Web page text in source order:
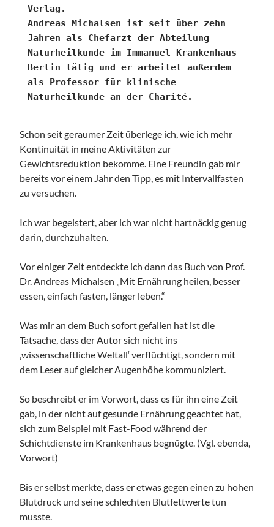
Verlag.
Andreas Michalsen ist seit über zehn
Jahren als Chefarzt der Abteilung
Naturheilkunde im Immanuel Krankenhaus
Berlin tätig und er arbeitet außerdem
als Professor für klinische
Naturheilkunde an der Charité.
Schon seit geraumer Zeit überlege ich, wie ich mehr
Kontinuität in meine Aktivitäten zur
Gewichtsreduktion bekomme. Eine Freundin gab mir
bereits vor einem Jahr den Tipp, es mit Intervallfasten
zu versuchen.
Ich war begeistert, aber ich war nicht hartnäckig genug
darin, durchzuhalten.
Vor einiger Zeit entdeckte ich dann das Buch von Prof.
Dr. Andreas Michalsen „Mit Ernährung heilen, besser
essen, einfach fasten, länger leben.“
Was mir an dem Buch sofort gefallen hat ist die
Tatsache, dass der Autor sich nicht ins
‚wissenschaftliche Weltall‘ verflüchtigt, sondern mit
dem Leser auf gleicher Augenhöhe kommuniziert.
So beschreibt er im Vorwort, dass es für ihn eine Zeit
gab, in der nicht auf gesunde Ernährung geachtet hat,
sich zum Beispiel mit Fast-Food während der
Schichtdienste im Krankenhaus begnügte. (Vgl. ebenda,
Vorwort)
Bis er selbst merkte, dass er etwas gegen einen zu hohen
Blutdruck und seine schlechten Blutfettwerte tun
musste.